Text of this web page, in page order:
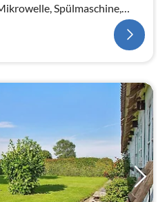
Spülmaschine,